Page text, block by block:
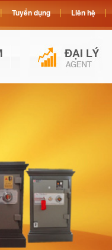
Tuyển dụng Liên hệ